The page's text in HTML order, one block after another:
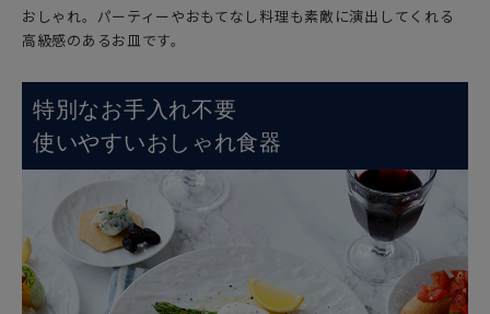
おしゃれ。パーティーやおもてなし料理も素敵に演出してくれる
高級感のあるお皿です。
特別なお手入れ不要
使いやすいおしゃれ食器